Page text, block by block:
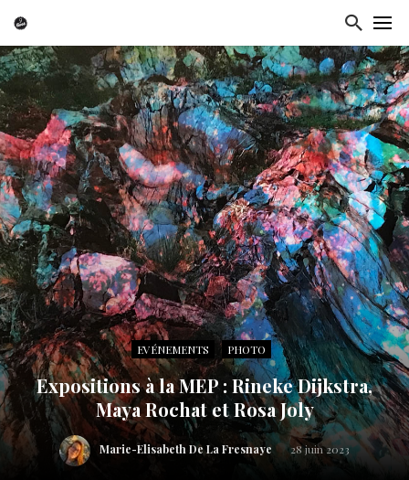
EVÉNEMENTS PHOTO
Expositions à la MEP : Rineke Dijkstra,
Maya Rochat et Rosa Joly
Marie-Elisabeth De La Fresnaye 28 juin 2023